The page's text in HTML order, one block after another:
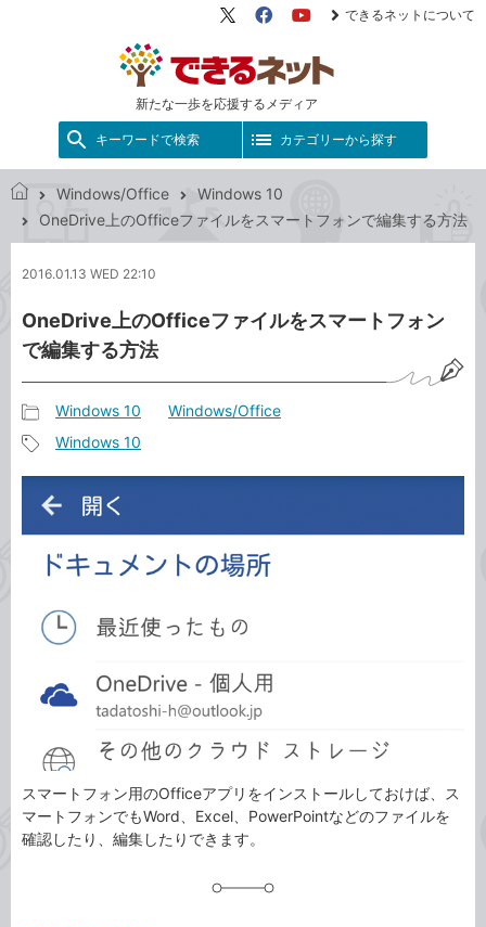
新たな一歩を応援するメディア
X（旧
FacebookYouTube
できるネットについて
キーワードで検索 カテゴリーから探す
で
ネ
ト
Windows/Office
Windows 10
OneDrive上のOfficeファイルをスマートフォンで編集する方法
2016.01.13 WED 22:10
OneDrive上のOfficeファイルをスマートフォン
で編集する方法
事
カ
テ
ゴ
リ
Windows 10 Windows/Office
タ
グ
Windows 10
スマートフォン用のOfficeアプリをインストールしておけば、ス
マートフォンでもWord、Excel、PowerPointなどのファイルを
確認したり、編集したりできます。